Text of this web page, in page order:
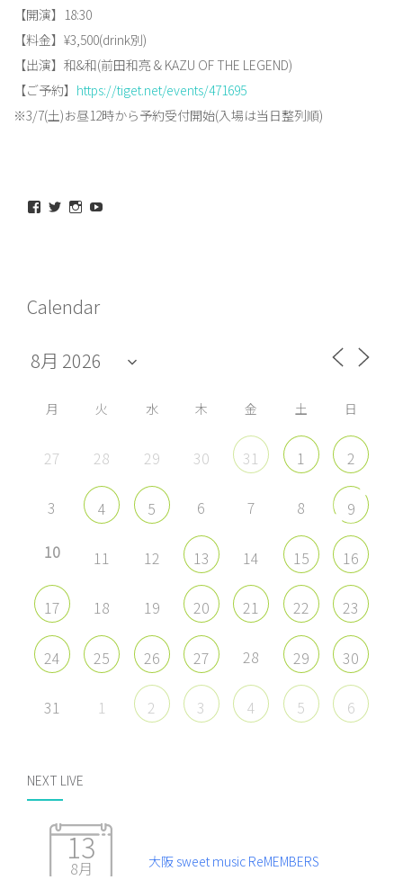
【開演】18:30
【料金】¥3,500(drink別)
【出演】和&和(前田和亮 & KAZU OF THE LEGEND)
【ご予約】 https://tiget.net/events/471695
※3/7(土)お昼12時から予約受付開始(入場は当日整列順)
maeda_kazuaki@me.com
ィ
ー
を
Facebook
示
maedakazuaki
さ
ィ
ー
を
Twitter
maede_kazuaki
ィ
ー
を
Instagram
YouTube
示
Calendar
月 火 水 木 金 土 日
27 28 29 30 31 1 2
3 4 5 6 7 8 9
10 11 12 13 14 15 16
17 18 19 20 21 22 23
24 25 26 27 28 29 30
31 1 2 3 4 5 6
NEXT LIVE
13
8月 大阪 sweet music ReMEMBERS